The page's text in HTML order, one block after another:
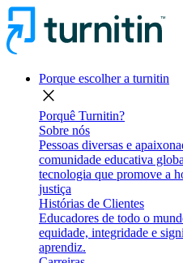
Porque escolher a turnitin
close
Porquê Turnitin?
Sobre nós
Pessoas diversas e
comunidade educativa
tecnologia que promove a
justiça
Histórias de Clientes
Educadores de todo o
equidade, integridade e
aprendiz.